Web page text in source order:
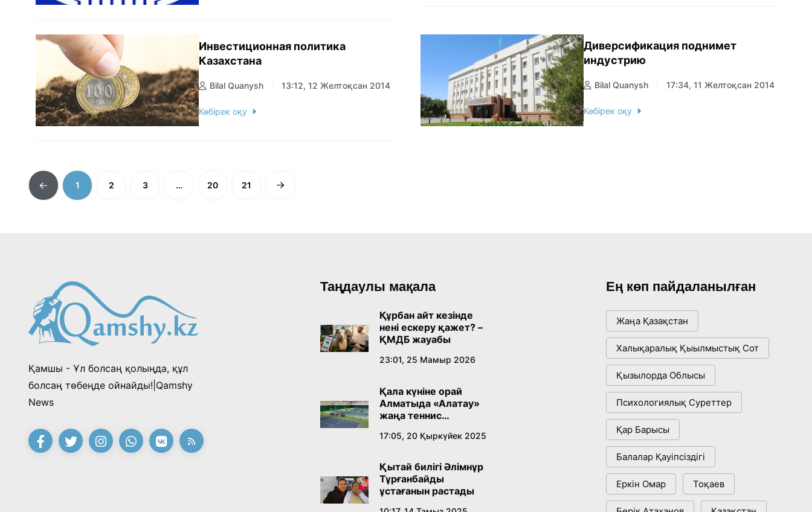
Инвестиционная политика
Казахстана
Bilal Quanysh 13:12, 12 Желтоқсан 2014
Көбірек оқу
Диверсификация поднимет
индустрию
Bilal Quanysh 17:34, 11 Желтоқсан 2014
Көбірек оқу
1 2 3 … 20 21
Қамшы - Ұл болсаң қолыңда, құл
болсаң төбеңде ойнайды!|Qamshy
News
Таңдаулы мақала
Құрбан айт кезінде
нені ескеру қажет? –
ҚМДБ жауабы
23:01, 25 Мамыр 2026
Қала күніне орай
Алматыда «Алатау»
жаңа теннис
17:05, 20 Қыркүйек 2025
Қытай билігі Әлімнұр
Тұрғанбайды
ұстағанын растады
Ең көп пайдаланылған
Жаңа Қазақстан
Халықаралық Қыылмыстық Сот
Қызылорда Облысы
Психологиялық Суреттер
Қар Барысы
Балалар Қауіпсіздігі
Еркін Омар Тоқаев